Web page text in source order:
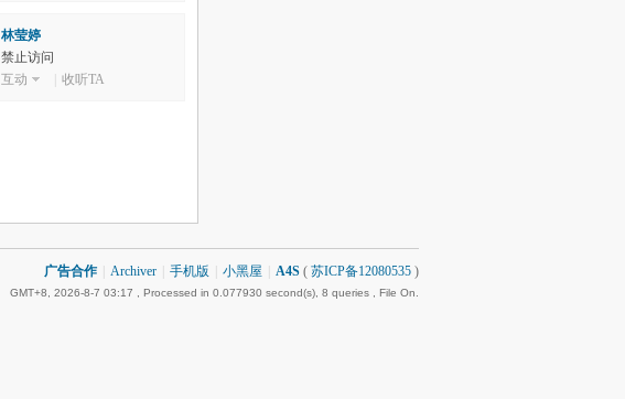
林莹婷
禁止访问
互动
收听TA
广告合作 Archiver 手机版 小黑屋 A4S ( 苏ICP备12080535 )
GMT+8, 2026-8-7 03:17 , Processed in 0.077930 second(s), 8 queries , File On.